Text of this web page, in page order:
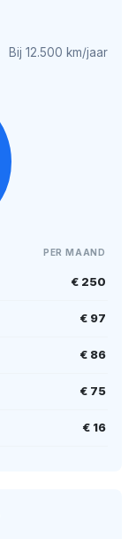
Bij 12.500 km/jaar
PER MAAND
€ 250
€ 97
€ 86
€ 75
€ 16